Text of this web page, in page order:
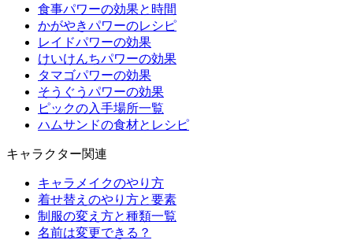
食事パワーの効果と時間
かがやきパワーのレシピ
レイドパワーの効果
けいけんちパワーの効果
タマゴパワーの効果
そうぐうパワーの効果
ピックの入手場所一覧
ハムサンドの食材とレシピ
キャラクター関連
キャラメイクのやり方
着せ替えのやり方と要素
制服の変え方と種類一覧
名前は変更できる？